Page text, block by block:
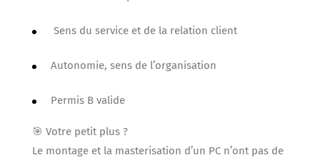
Sens du service et de la relation client
Autonomie, sens de l’organisation
Permis B valide
🎯 Votre petit plus ?
Le montage et la masterisation d’un PC n’ont pas de